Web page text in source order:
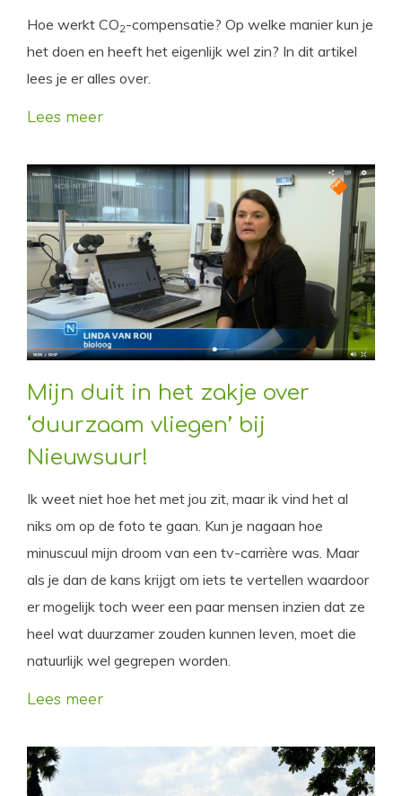
Hoe werkt CO2-compensatie? Op welke manier kun je
het doen en heeft het eigenlijk wel zin? In dit artikel
lees je er alles over.
Lees meer
Mijn duit in het zakje over
‘duurzaam vliegen’ bij
Nieuwsuur!
Ik weet niet hoe het met jou zit, maar ik vind het al
niks om op de foto te gaan. Kun je nagaan hoe
minuscuul mijn droom van een tv-carrière was. Maar
als je dan de kans krijgt om iets te vertellen waardoor
er mogelijk toch weer een paar mensen inzien dat ze
heel wat duurzamer zouden kunnen leven, moet die
natuurlijk wel gegrepen worden.
Lees meer